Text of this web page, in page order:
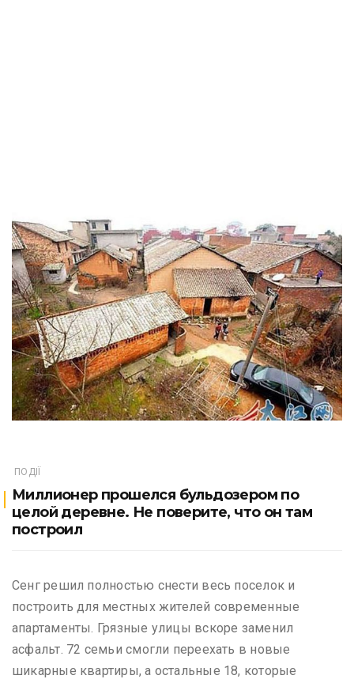
ПОДІЇ
Миллионер прошелся бульдозером по
целой деревне. Не поверите, что он там
построил
Сенг решил полностью снести весь поселок и
построить для местных жителей современные
апартаменты. Грязные улицы вскоре заменил
асфальт. 72 семьи смогли переехать в новые
шикарные квартиры, а остальные 18, которые